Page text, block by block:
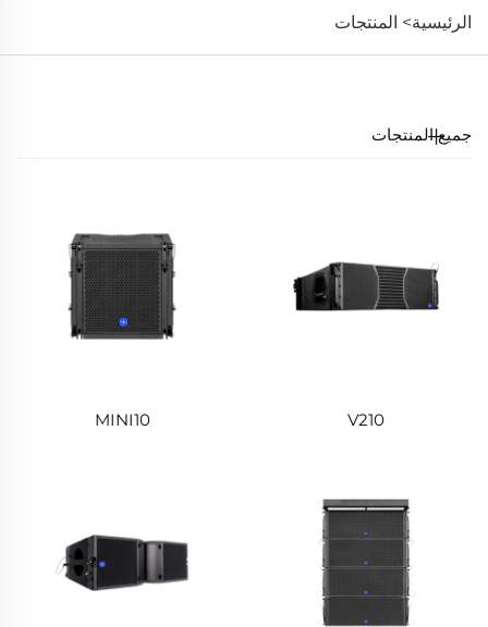
الرئيسية> المنتجات
جميع المنتجات
V210
MINI10